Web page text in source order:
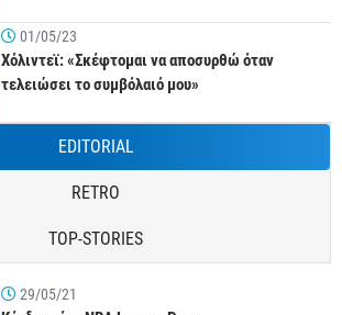
01/05/23
Χόλιντεϊ: «Σκέφτομαι να αποσυρθώ όταν
τελειώσει το συμβόλαιό μου»
EDITORIAL
RETRO
TOP-STORIES
29/05/21